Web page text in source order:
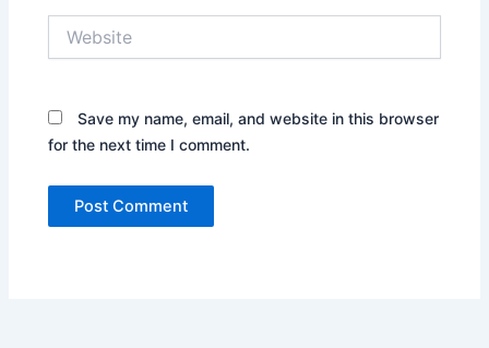
Save my name, email, and website in this browser
for the next time I comment.